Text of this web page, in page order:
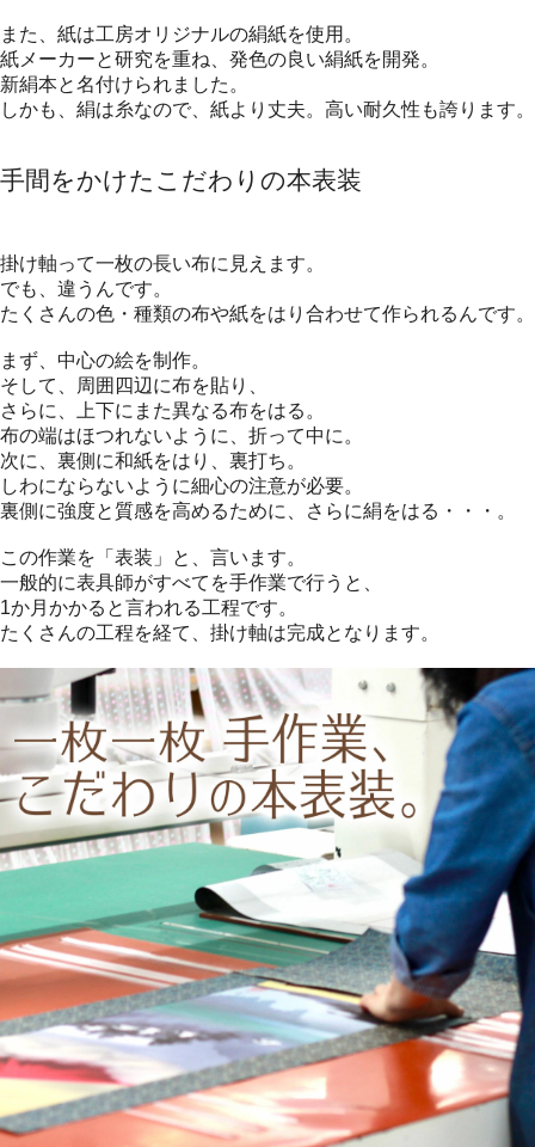
また、紙は工房オリジナルの絹紙を使用。
紙メーカーと研究を重ね、発色の良い絹紙を開発。
新絹本と名付けられました。
しかも、絹は糸なので、紙より丈夫。高い耐久性も誇ります。
手間をかけたこだわりの本表装
掛け軸って一枚の長い布に見えます。
でも、違うんです。
たくさんの色・種類の布や紙をはり合わせて作られるんです。
まず、中心の絵を制作。
そして、周囲四辺に布を貼り、
さらに、上下にまた異なる布をはる。
布の端はほつれないように、折って中に。
次に、裏側に和紙をはり、裏打ち。
しわにならないように細心の注意が必要。
裏側に強度と質感を高めるために、さらに絹をはる・・・。
この作業を「表装」と、言います。
一般的に表具師がすべてを手作業で行うと、
1か月かかると言われる工程です。
たくさんの工程を経て、掛け軸は完成となります。